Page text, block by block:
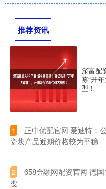
推荐资讯
深富配
募“开
型！
1
正中优配官网 爱迪特：
瓷块产品近期价格较为平稳
2
​658金融网配资官网 德
变